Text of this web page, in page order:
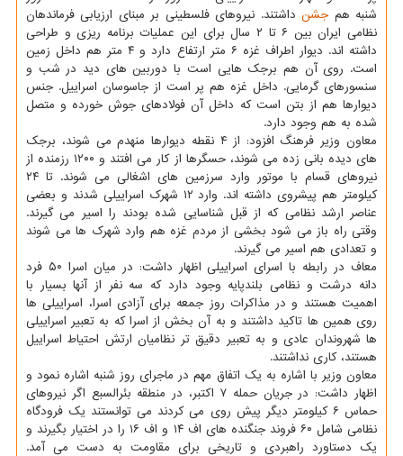
شنبه هم جشنداشتند. نیروهای فلسطینی بر مبنای ارزیابی فرماندهان
نظامی ایران بین ۶ تا ۲ سال برای این عملیات برنامه ریزی و طراحی
داشته اند. دیوار اطراف غزه ۶ متر ارتفاع دارد و ۴ متر هم داخل زمین
است. روی آن هم برجک هایی است با دوربین های دید در شب و
سنسورهای گرمایی. داخل غزه هم پر است از جاسوسان اسراییل. جنس
دیوارها هم از بتن است که داخل آن فولادهای جوش خورده و متصل
شده به هم وجود دارد.
معاون وزیر فرهنگ افزود: از ۴ نقطه دیوارها منهدم می شوند، برجک
های دیده بانی زده می شوند، حسگرها از کار می افتند و ۱۲۰۰ رزمنده از
نیروهای قسام با موتور وارد سرزمین های اشغالی می شوند. تا ۲۴
کیلومتر هم پیشروی داشته اند. وارد ۱۲ شهرک اسراییلی شدند و بعضی
عناصر ارشد نظامی که از قبل شناسایی شده بودند را اسیر می گیرند.
وقتی راه باز می شود بخشی از مردم غزه هم وارد شهرک ها می شوند
و تعدادی هم اسیر می گیرند.
معاف در رابطه با اسرای اسراییلی اظهار داشت: در میان اسرا ۵۰ فرد
دانه درشت و نظامی بلندپایه وجود دارد که سه نفر از آنها بسیار با
اهمیت هستند و در مذاکرات روز جمعه برای آزادی اسرا، اسراییلی ها
روی همین ها تاکید داشتند و به آن بخش از اسرا که به تعبیر اسراییلی
ها شهروندان عادی و به تعبیر دقیق تر نظامیان ارتش احتیاط اسراییل
هستند، کاری نداشتند.
معاون وزیر با اشاره به یک اتفاق مهم در ماجرای روز شنبه اشاره نمود و
اظهار داشت: در جریان حمله ۷ اکتبر، در منطقه بئرالسبع اگر نیروهای
حماس ۶ کیلومتر دیگر پیش روی می کردند می توانستند یک فرودگاه
نظامی شامل ۶۰ فروند جنگنده های اف ۱۴ و اف ۱۶ را در اختیار بگیرند و
یک دستاورد راهبردی و تاریخی برای مقاومت به دست می آمد.